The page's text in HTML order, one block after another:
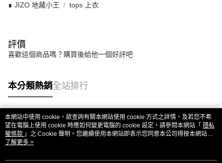
∎ JIZO 地藏小王 tops 上衣
評價
喜歡這個商品嗎？購買後給他一個好評吧
本分類熱銷全站排行
熱門標籤
本網站中使用 cookie，欲查詢有關本網站使用 cookie 方式之詳情，及若您不希
望在電腦上使用 cookie 時應如何變更電腦的 cookie 設定，請參閱本網站「 隱私
權條款 」之 Cookie 聲明。您繼續使用本網站即表示您同意本公司得按本網站使
用條款之 Cookie 聲明使用 cookie。
了解更多 >